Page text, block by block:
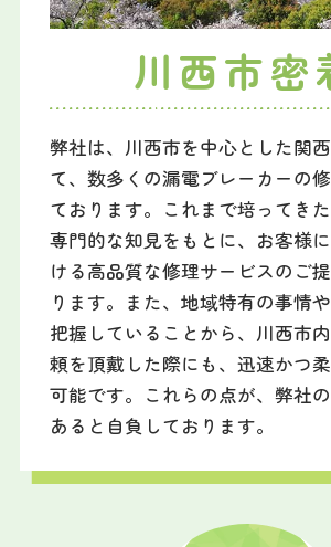
川西市密
弊社は、川西市を中心とした関
て、数多くの漏電ブレーカーの
ております。これまで培ってき
専門的な知見をもとに、お客様
ける高品質な修理サービスのご
ります。また、地域特有の事情
把握していることから、川西市
頼を頂戴した際にも、迅速かつ
可能です。これらの点が、弊社
あると自負しております。